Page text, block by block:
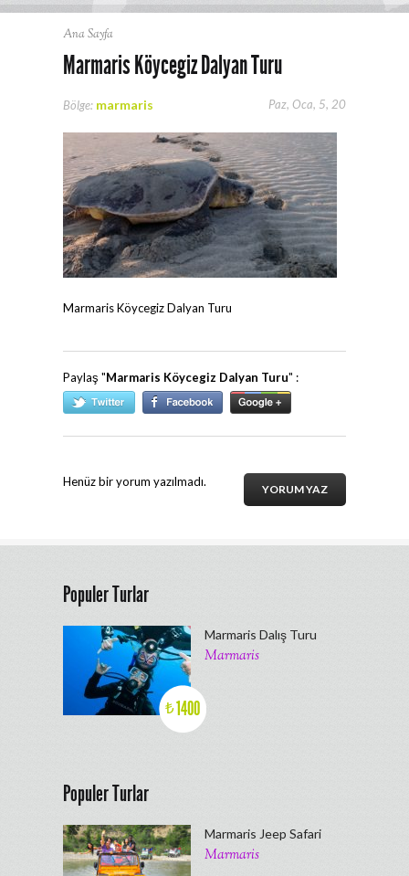
Ana Sayfa
Marmaris Köycegiz Dalyan Turu
Paz, Oca, 5, 20
Bölge: marmaris
Marmaris Köycegiz Dalyan Turu
Paylaş "Marmaris Köycegiz Dalyan Turu" :
YORUM YAZ
Henüz bir yorum yazılmadı.
Populer Turlar
₺1400
Marmaris Dalış Turu
Marmaris
Populer Turlar
Marmaris Jeep Safari
Marmaris